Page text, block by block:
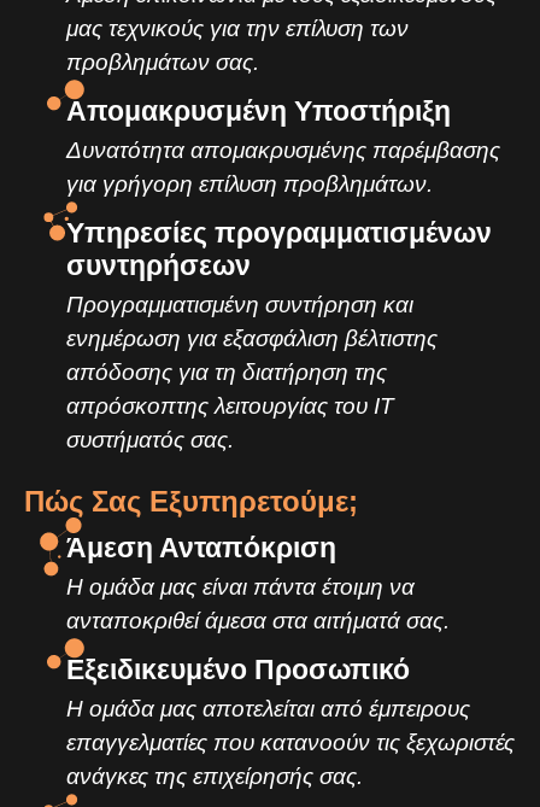
μας τεχνικούς για την επίλυση των
προβλημάτων σας.
Απομακρυσμένη Υποστήριξη
Δυνατότητα απομακρυσμένης παρέμβασης
για γρήγορη επίλυση προβλημάτων.
Υπηρεσίες προγραμματισμένων
συντηρήσεων
Προγραμματισμένη συντήρηση και
ενημέρωση για εξασφάλιση βέλτιστης
απόδοσης για τη διατήρηση της
απρόσκοπτης λειτουργίας του IT
συστήματός σας.
Πώς Σας Εξυπηρετούμε;
Άμεση Ανταπόκριση
Η ομάδα μας είναι πάντα έτοιμη να
ανταποκριθεί άμεσα στα αιτήματά σας.
Εξειδικευμένο Προσωπικό
Η ομάδα μας αποτελείται από έμπειρους
επαγγελματίες που κατανοούν τις ξεχωριστές
ανάγκες της επιχείρησής σας.